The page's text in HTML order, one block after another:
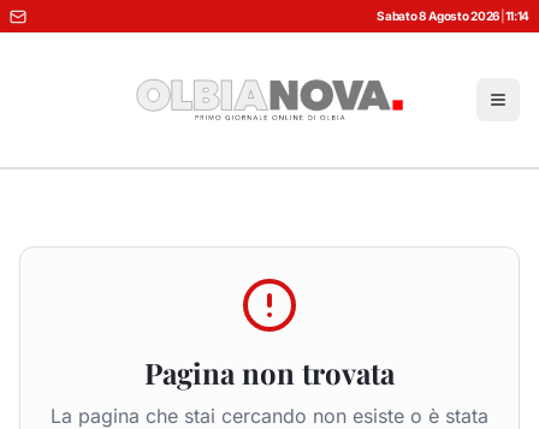
Sabato 8 Agosto 2026 11:14
Pagina non trovata
La pagina che stai cercando non esiste o è stata